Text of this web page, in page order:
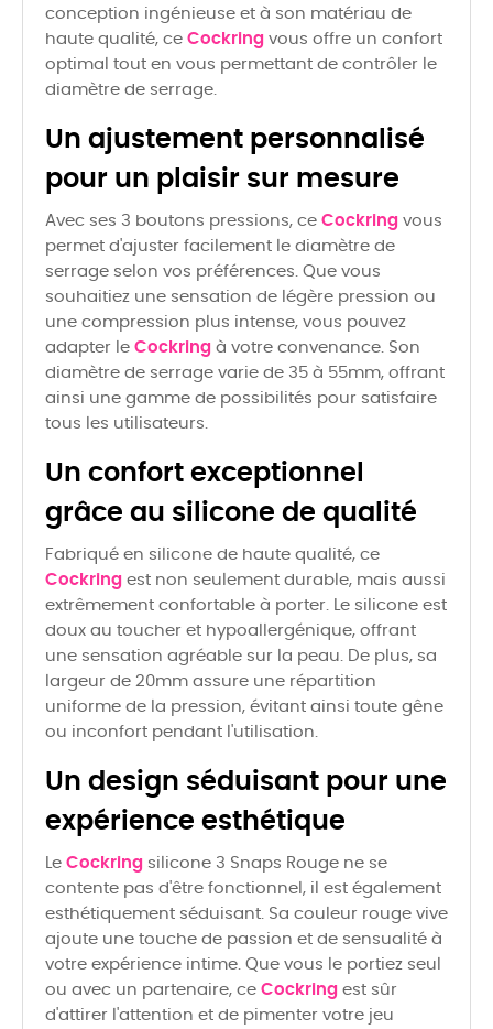
conception ingénieuse et à son matériau de
haute qualité, ce Cockring vous offre un confort
optimal tout en vous permettant de contrôler le
diamètre de serrage.
Un ajustement personnalisé
pour un plaisir sur mesure
Avec ses 3 boutons pressions, ce Cockring vous
permet d'ajuster facilement le diamètre de
serrage selon vos préférences. Que vous
souhaitiez une sensation de légère pression ou
une compression plus intense, vous pouvez
adapter le Cockring à votre convenance. Son
diamètre de serrage varie de 35 à 55mm, offrant
ainsi une gamme de possibilités pour satisfaire
tous les utilisateurs.
Un confort exceptionnel
grâce au silicone de qualité
Fabriqué en silicone de haute qualité, ce
Cockring est non seulement durable, mais aussi
extrêmement confortable à porter. Le silicone est
doux au toucher et hypoallergénique, offrant
une sensation agréable sur la peau. De plus, sa
largeur de 20mm assure une répartition
uniforme de la pression, évitant ainsi toute gêne
ou inconfort pendant l'utilisation.
Un design séduisant pour une
expérience esthétique
Le Cockring silicone 3 Snaps Rouge ne se
contente pas d'être fonctionnel, il est également
esthétiquement séduisant. Sa couleur rouge vive
ajoute une touche de passion et de sensualité à
votre expérience intime. Que vous le portiez seul
ou avec un partenaire, ce Cockring est sûr
d'attirer l'attention et de pimenter votre jeu